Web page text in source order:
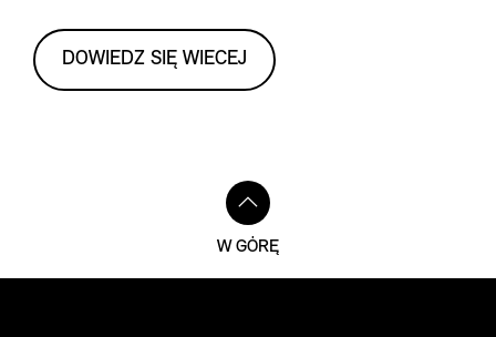
DOWIEDZ SIĘ WIECEJ
W GÓRĘ